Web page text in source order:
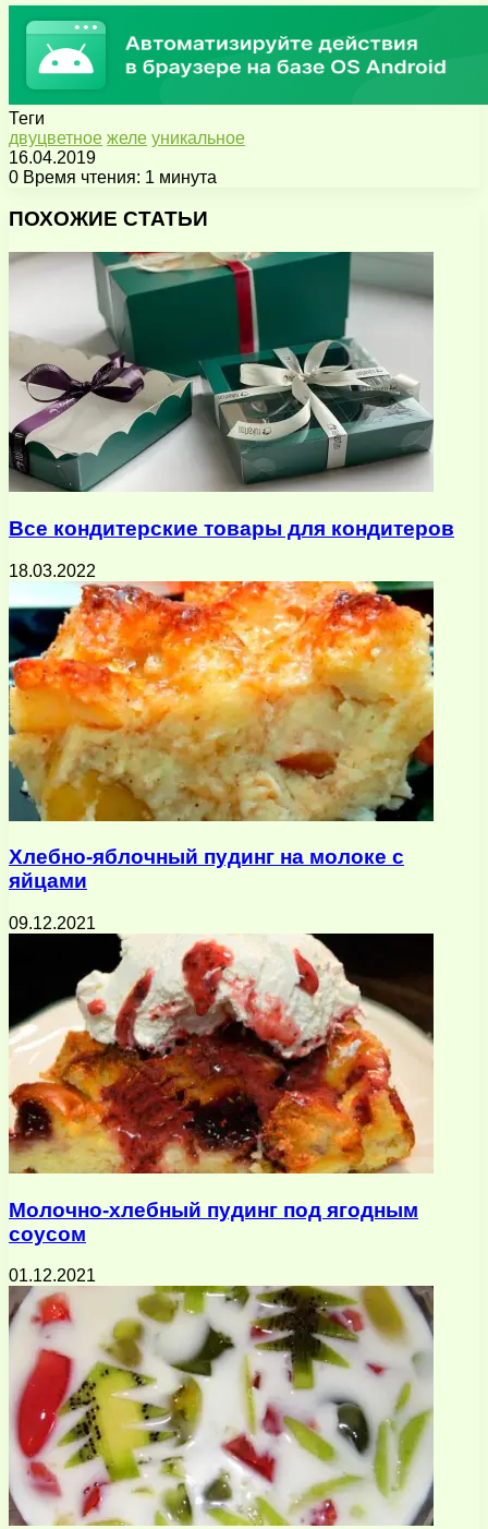
Теги
двуцветное желе уникальное
16.04.2019
0 Время чтения: 1 минута
через
почту
ПОХОЖИЕ СТАТЬИ
Все кондитерские товары для кондитеров
18.03.2022
Хлебно-яблочный пудинг на молоке с
яйцами
09.12.2021
Молочно-хлебный пудинг под ягодным
соусом
01.12.2021